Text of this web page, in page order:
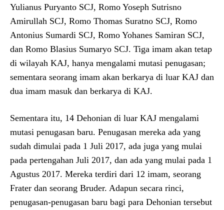
Yulianus Puryanto SCJ, Romo Yoseph Sutrisno
Amirullah SCJ, Romo Thomas Suratno SCJ, Romo
Antonius Sumardi SCJ, Romo Yohanes Samiran SCJ,
dan Romo Blasius Sumaryo SCJ. Tiga imam akan tetap
di wilayah KAJ, hanya mengalami mutasi penugasan;
sementara seorang imam akan berkarya di luar KAJ dan
dua imam masuk dan berkarya di KAJ.
Sementara itu, 14 Dehonian di luar KAJ mengalami
mutasi penugasan baru. Penugasan mereka ada yang
sudah dimulai pada 1 Juli 2017, ada juga yang mulai
pada pertengahan Juli 2017, dan ada yang mulai pada 1
Agustus 2017. Mereka terdiri dari 12 imam, seorang
Frater dan seorang Bruder. Adapun secara rinci,
penugasan-penugasan baru bagi para Dehonian tersebut